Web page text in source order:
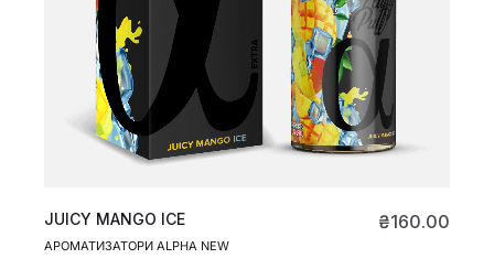
JUICY MANGO ICE
АРОМАТИЗАТОРИ ALPHA NEW
₴160.00